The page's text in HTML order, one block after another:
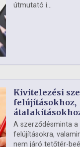
útmutató i...
Kivitelezési
felújításokhoz,
A szerződésminta a
felújításokra,
nem járó tetőtér-